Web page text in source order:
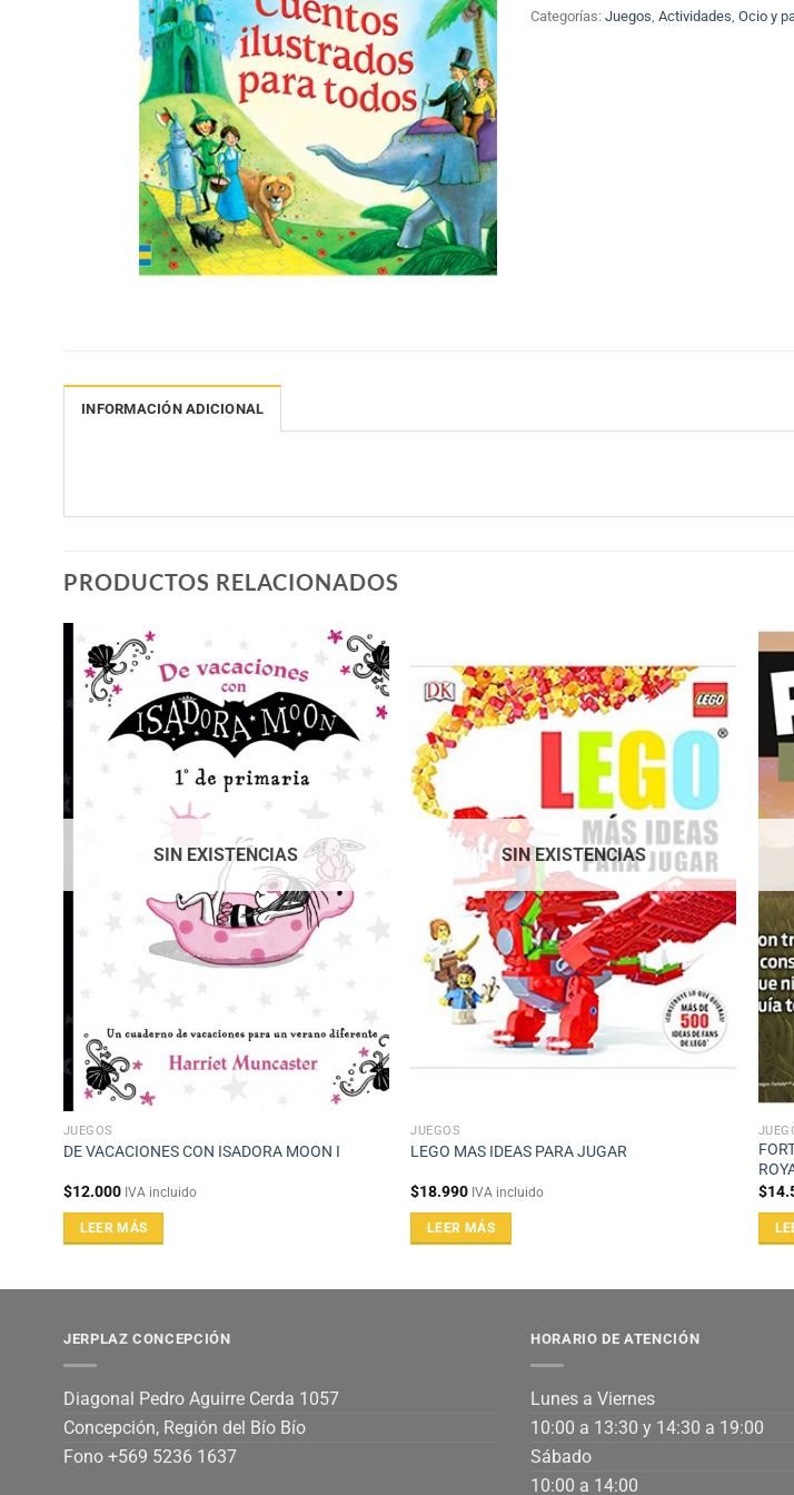
Categorías: Juegos Actividades Ocio y
INFORMACIÓN ADICIONAL
PRODUCTOS RELACIONADOS
SIN EXISTENCIAS
JUEGOS
DE VACACIONES CON ISADORA MOON I
$12.000 IVA incluido
LEER MÁS
SIN EXISTENCIAS
JUEGOS
LEGO MAS IDEAS PARA JUGAR
$18.990 IVA incluido
LEER MÁS
$
JERPLAZ CONCEPCIÓN
Diagonal Pedro Aguirre Cerda 1057
Concepción, Región del Bío Bío
Fono +569 5236 1637
HORARIO DE ATENCIÓN
Lunes a Viernes
10:00 a 13:30 y 14:30 a 19:00
Sábado
10:00 a 14:00